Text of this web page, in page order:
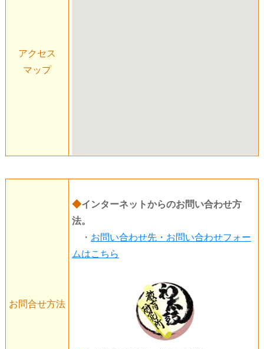
アクセス
マップ
お問合せ方法
◆インターネットからのお問い合わせ方
法。
・ お問い合わせ先・お問い合わせフォー
ムはこちら